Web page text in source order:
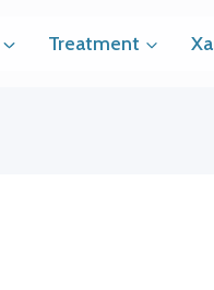
Treatment